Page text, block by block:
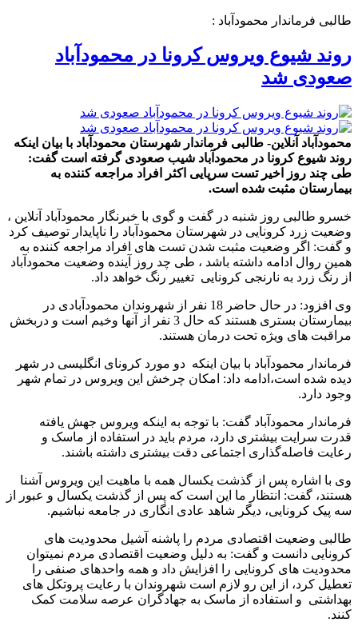
طالبی فرماندار محمودآباد :
روند شیوع ویروس کرونا در محمودآباد
صعودی شد
محمودآباد آنلاین- طالبی فرماندار شهرستان محمودآباد با بیان اینکه
روند شیوع کرونا در محمودآباد شیب صعودی گرفته است گفت:
طی چند روز اخیر تست سرپایی اکثر افراد مراجعه کننده به
بیمارستان مثبت شده است.
خسرو طالبی روز شنبه در گفت و گوی با خبرنگار محمودآباد آنلاین ،
وضعیت زرد کرونایی در شهرستان محمودآباد را ناپایدار توصیف کرد
و گفت: اگر وضعیت مثبت شدن تست های افراد مراجعه کننده به
همین روال ادامه داشته باشد ، طی چد روز آینده وضعیت محمودآباد
از رنگ زرد به نارنجی کرونایی تغییر رنگ خواهد داد.
وی افزود: در حال حاضر 18 نفر از شهروندان محمودآبادی در
بیمارستان بستری هستند که حال 3 نفر از آنها وخیم است و دربخش
مراقبت های ویژه تحت درمان هستند.
فرماندار محمودآباد با بیان اینکه دو مورد کرونای انگلیسی در شهر
دیده شده است،ادامه داد: امکان چرخش این ویروس در تمام شهر
وجود دارد.
فرماندار محمودآباد گفت: با توجه به اینکه ویروس جهش یافته
قدرت سرایت بیشتری دارد، مردم باید در استفاده از ماسک و
رعایت فاصله‌گذاری اجتماعی دقت بیشتری داشته باشند.
وی با اشاره پس از گذشت یکسال همه با ماهیت این ویروس آشنا
هستند، گفت: انتظار ما این است که پس از گذشت یکسال و عبور از
سه پیک کرونایی، دیگر شاهد عادی انگاری در جامعه نباشیم.
طالبی وضعیت اقتصادی مردم را پاشنه آشیل محدودیت های
کرونایی دانست و گفت: به دلیل وضعیت اقتصادی مردم نمیتوان
محدودیت های کرونایی را افزایش داد و همه واحدهای صنفی را
تعطیل کرد، از این رو لازم است شهروندان با رعایت پروتکل های
بهداشتی و استفاده از ماسک به جهادگران عرصه سلامت کمک
کنند.